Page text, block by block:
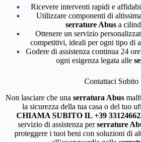
Ricevere interventi rapidi e
Utilizzare componenti di
serrature Abus a
Ottenere un servizio
competitivi, ideali per ogni tipo di
Godere di assistenza continua 24
ogni esigenza legata alle
Contattaci Subito
Non lasciare che una serratura Abus
la sicurezza della tua casa o del tuo
CHIAMA SUBITO IL +39
servizio di assistenza perserrature
proteggere i tuoi beni con soluzioni di